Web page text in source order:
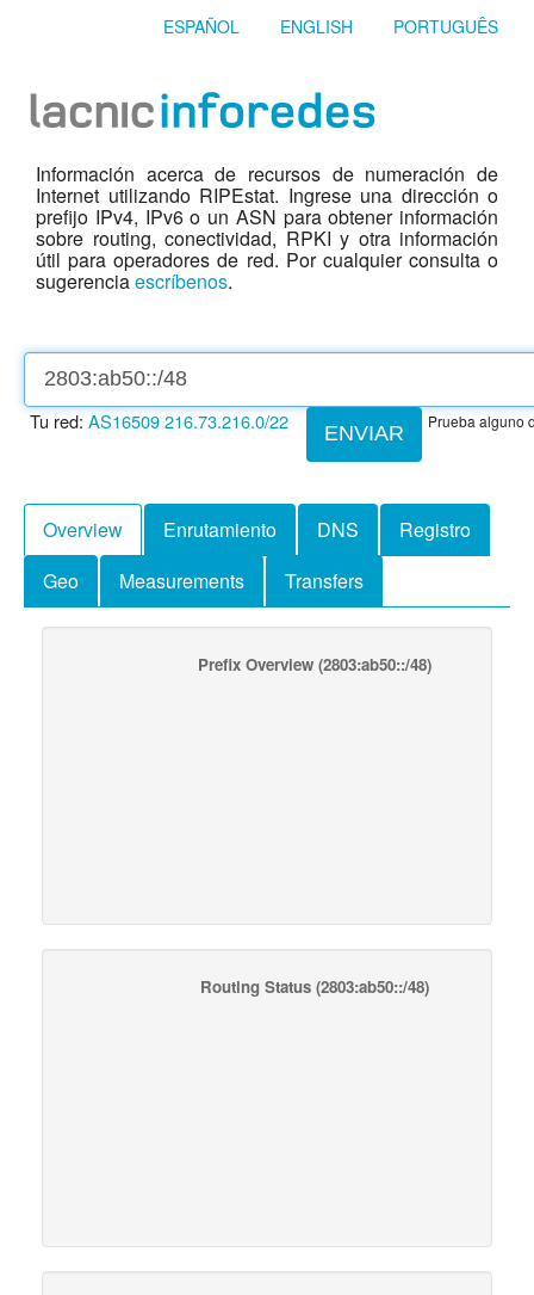
ESPAÑOL ENGLISH PORTUGUÊS
Información acerca de recursos de numeración de
Internet utilizando RIPEstat. Ingrese una dirección o
prefijo IPv4, IPv6 o un ASN para obtener información
sobre routing, conectividad, RPKI y otra información
útil para operadores de red. Por cualquier consulta o
sugerenciaescríbenos.
ENVIAR
Tu red: AS16509216.73.216.0/22 Prueba alguno
Overview Enrutamiento DNS
Registro
Geo
Measurements Transfers
Prefix Overview(2803:ab50::/48)
Routing Status(2803:ab50::/48)